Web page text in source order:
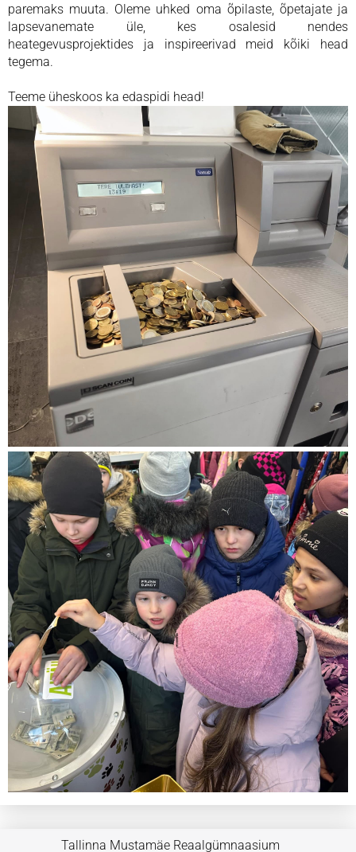
paremaks muuta. Oleme uhked oma õpilaste, õpetajate ja
lapsevanemate üle, kes osalesid nendes
heategevusprojektides ja inspireerivad meid kõiki head
tegema.
Teeme üheskoos ka edaspidi head!
Tallinna Mustamäe Reaalgümnaasium